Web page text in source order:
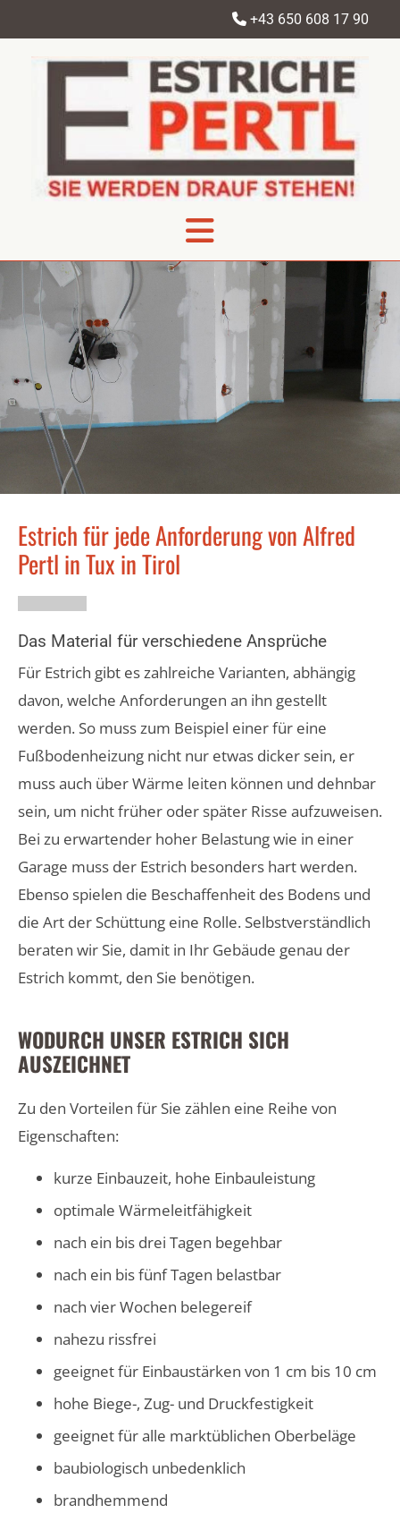
 +43 650 608 17 90
Estrich für jede Anforderung von Alfred
Pertl in Tux in Tirol
Das Material für verschiedene Ansprüche
Für Estrich gibt es zahlreiche Varianten, abhängig
davon, welche Anforderungen an ihn gestellt
werden. So muss zum Beispiel einer für eine
Fußbodenheizung nicht nur etwas dicker sein, er
muss auch über Wärme leiten können und dehnbar
sein, um nicht früher oder später Risse aufzuweisen.
Bei zu erwartender hoher Belastung wie in einer
Garage muss der Estrich besonders hart werden.
Ebenso spielen die Beschaffenheit des Bodens und
die Art der Schüttung eine Rolle. Selbstverständlich
beraten wir Sie, damit in Ihr Gebäude genau der
Estrich kommt, den Sie benötigen.
WODURCH UNSER ESTRICH SICH
AUSZEICHNET
Zu den Vorteilen für Sie zählen eine Reihe von
Eigenschaften:
kurze Einbauzeit, hohe Einbauleistung
optimale Wärmeleitfähigkeit
nach ein bis drei Tagen begehbar
nach ein bis fünf Tagen belastbar
nach vier Wochen belegereif
nahezu rissfrei
geeignet für Einbaustärken von 1 cm bis 10 cm
hohe Biege-, Zug- und Druckfestigkeit
geeignet für alle marktüblichen Oberbeläge
baubiologisch unbedenklich
brandhemmend